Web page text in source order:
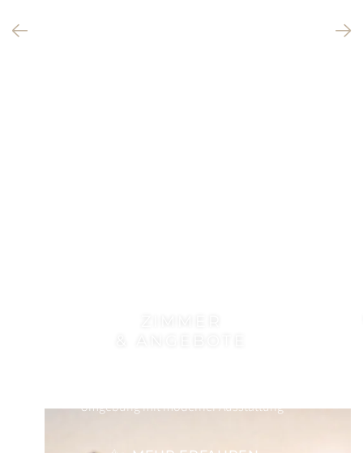
Umgebung mit moderner Ausstattung